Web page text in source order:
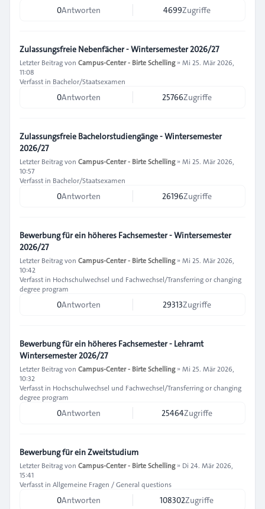
0Antworten 4699Zugriffe
Zulassungsfreie Nebenfächer - Wintersemester 2026/27
Letzter Beitrag von Campus-Center - Birte Schelling» Mi 25. Mär 2026,
11:08
Verfasst in Bachelor/Staatsexamen
0Antworten 25766Zugriffe
Zulassungsfreie Bachelorstudiengänge - Wintersemester
2026/27
Letzter Beitrag von Campus-Center - Birte Schelling» Mi 25. Mär 2026,
10:57
Verfasst in Bachelor/Staatsexamen
0Antworten 26196Zugriffe
Bewerbung für ein höheres Fachsemester - Wintersemester
2026/27
Letzter Beitrag von Campus-Center - Birte Schelling» Mi 25. Mär 2026,
10:42
Verfasst in Hochschulwechsel und Fachwechsel/Transferring or changing
degree program
0Antworten 29313Zugriffe
Bewerbung für ein höheres Fachsemester - Lehramt
Wintersemester 2026/27
Letzter Beitrag von Campus-Center - Birte Schelling» Mi 25. Mär 2026,
10:32
Verfasst in Hochschulwechsel und Fachwechsel/Transferring or changing
degree program
0Antworten 25464Zugriffe
Bewerbung für ein Zweitstudium
Letzter Beitrag von Campus-Center - Birte Schelling» Di 24. Mär 2026,
15:41
Verfasst in Allgemeine Fragen / General questions
0Antworten 108302Zugriffe